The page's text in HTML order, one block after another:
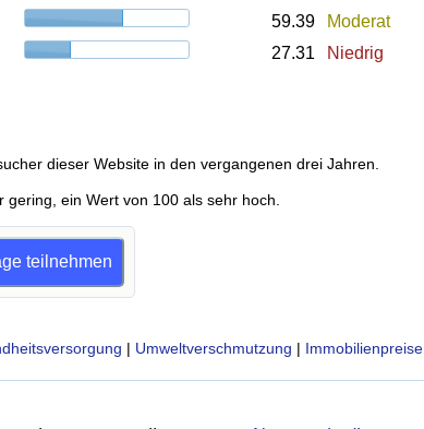
59.39
Moderat
27.31 Niedrig
dieser Website in den vergangenen drei Jahren.
ein Wert von 100 als sehr hoch.
teilnehmen
| Umweltverschmutzung | Immobilienpreise